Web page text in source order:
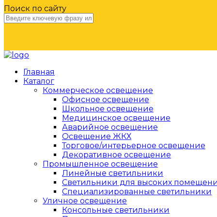
Поиск по сайту
Главная
Каталог
Коммерческое освещение
Офисное освещение
Школьное освещение
Медицинское освещение
Аварийное освещение
Освещение ЖКХ
Торговое/интерьерное освещение
Декоративное освещение
Промышленное освещение
Линейные светильники
Светильники для высоких
Специализированные светильники
Уличное освещение
Консольные светильники